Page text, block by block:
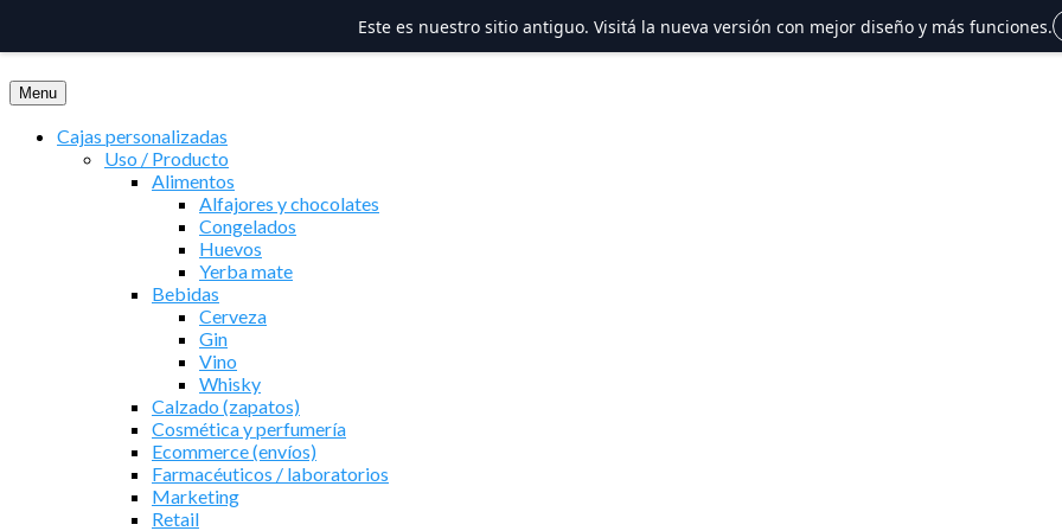
al
contenido
Menu
Cajas personalizadas
Uso / Producto
Alimentos
Alfajores y chocolates
Congelados
Huevos
Yerba mate
Bebidas
Cerveza
Gin
Vino
Whisky
Calzado (zapatos)
Cosmética y perfumería
Ecommerce (envíos)
Farmacéuticos / laboratorios
Marketing
Retail
Este es nuestro sitio antiguo. Visitá la nueva versión con mejor diseño y más funciones.